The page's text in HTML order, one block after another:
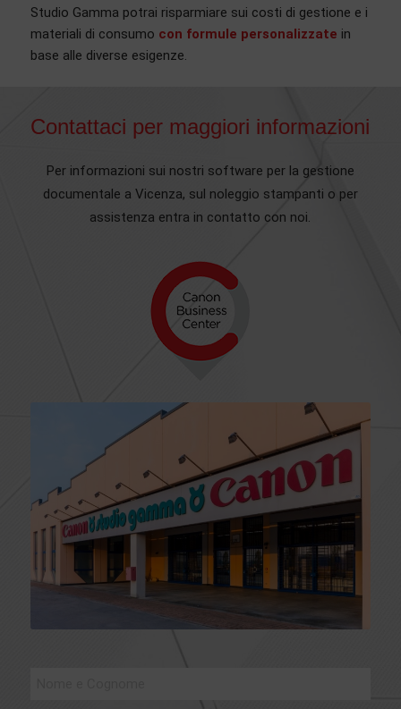
Studio Gamma potrai risparmiare sui costi di gestione e i
materiali di consumo con formule personalizzate in
base alle diverse esigenze.
Contattaci per maggiori informazioni
Per informazioni sui nostri software per la gestione
documentale a Vicenza, sul noleggio stampanti o per
assistenza entra in contatto con noi.